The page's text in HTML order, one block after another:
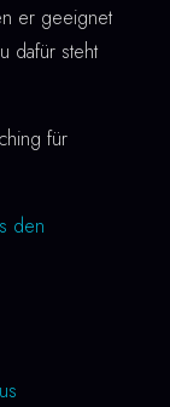
er geeignet
dafür steht
für
den